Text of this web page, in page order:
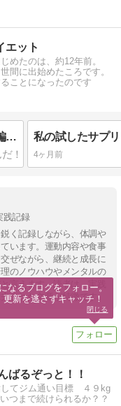
エット
めたのは、約12年前。
間に出始めたころです。
ことになったのです
私の試したサプリ vol.2「キトサン」編 リニューアル版
4ヶ月前
践記録
く記録しながら、体調や
います。運動内容や食事
ぜながら、継続と成長に
のノウハウやメンタルの
言えます。読者は、実践
された文章が特徴です。
ばるぞっと！！
してジム通い目標 ４９kg
まで続けられるか？？
なるブログをフォロー。
更新を逃さずキャッチ！
閉じる